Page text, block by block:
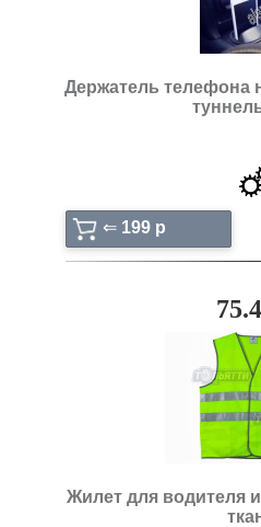
Держатель телефона
⇐ 199 p
Жилет для водителя